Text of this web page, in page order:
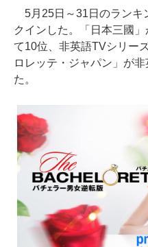
5月25日～31日のランキ
クインした。「日本三國
て10位、非英語TVシリー
ロレッテ・ジャパン」が
た。